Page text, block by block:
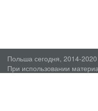
Польша сегодня, 2014-2020
При использовании